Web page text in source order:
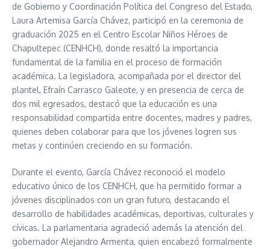
de Gobierno y Coordinación Política del Congreso del Estado,
Laura Artemisa García Chávez, participó en la ceremonia de
graduación 2025 en el Centro Escolar Niños Héroes de
Chapultepec (CENHCH), donde resaltó la importancia
fundamental de la familia en el proceso de formación
académica. La legisladora, acompañada por el director del
plantel, Efraín Carrasco Galeote, y en presencia de cerca de
dos mil egresados, destacó que la educación es una
responsabilidad compartida entre docentes, madres y padres,
quienes deben colaborar para que los jóvenes logren sus
metas y continúen creciendo en su formación.
Durante el evento, García Chávez reconoció el modelo
educativo único de los CENHCH, que ha permitido formar a
jóvenes disciplinados con un gran futuro, destacando el
desarrollo de habilidades académicas, deportivas, culturales y
cívicas. La parlamentaria agradeció además la atención del
gobernador Alejandro Armenta, quien encabezó formalmente